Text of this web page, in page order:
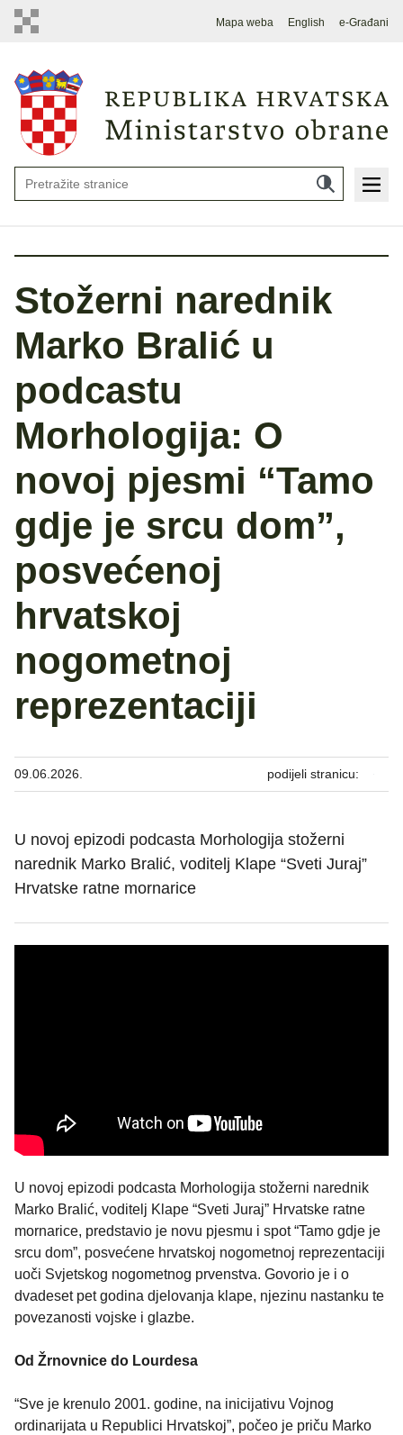
Mapa weba English e-Građani
Stožerni narednik
Marko Bralić u
podcastu
Morhologija: O
novoj pjesmi “Tamo
gdje je srcu dom”,
posvećenoj
hrvatskoj
nogometnoj
reprezentaciji
09.06.2026. podijeli stranicu:
U novoj epizodi podcasta Morhologija stožerni
narednik Marko Bralić, voditelj Klape “Sveti Juraj”
Hrvatske ratne mornarice
U novoj epizodi podcasta Morhologija stožerni narednik
Marko Bralić, voditelj Klape “Sveti Juraj” Hrvatske ratne
mornarice, predstavio je novu pjesmu i spot “Tamo gdje je
srcu dom”, posvećene hrvatskoj nogometnoj reprezentaciji
uoči Svjetskog nogometnog prvenstva. Govorio je i o
dvadeset pet godina djelovanja klape, njezinu nastanku te
povezanosti vojske i glazbe.
Od Žrnovnice do Lourdesa
“Sve je krenulo 2001. godine, na inicijativu Vojnog
ordinarijata u Republici Hrvatskoj”, počeo je priču Marko